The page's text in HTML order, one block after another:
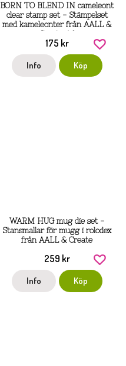
BORN TO BLEND IN cameleont
clear stamp set - Stämpelset
med kameleonter från AALL &
175 kr
Info Köp
WARM HUG mug die set -
Stansmallar för mugg i rolodex
från AALL & Create
259 kr
Info Köp